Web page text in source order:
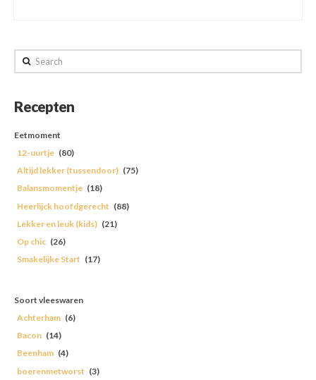
Search
Recepten
Eetmoment
12-uurtje (80)
Altijd lekker (tussendoor) (75)
Balansmomentje (18)
Heerlijck hoofdgerecht (88)
Lekker en leuk (kids) (21)
Op chic (26)
Smakelijke Start (17)
Soort vleeswaren
Achterham (6)
Bacon (14)
Beenham (4)
boerenmetworst (3)